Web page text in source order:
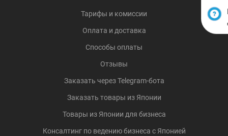
Тарифы и комиссии
Оплата и доставка
Способы оплаты
Отзывы
Заказать через Telegram-бота
Заказать товары из Японии
Товары из Японии для бизнеса
Консалтинг по ведению бизнеса с Японией